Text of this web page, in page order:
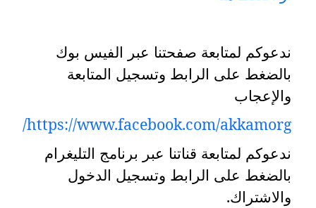
ندعوكم لمتابعة صفحتنا عبر الفيس بوك
بالضغط على الرابط وتسجيل المتابعة
والإعجاب
https://www.facebook.com/akkamorg/
ندعوكم لمتابعة قناتنا عبر برنامج التليغرام
بالضغط على الرابط وتسجيل الدخول
والاشتراك.